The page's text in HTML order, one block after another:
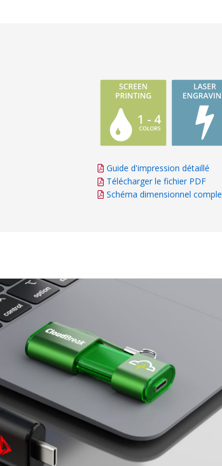
Guide d'impression détaillé
Télécharger le fichier PDF
Schéma dimensionnel